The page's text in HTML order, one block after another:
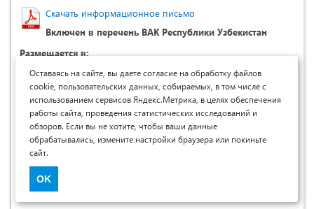
Скачать информационное письмо
Включен в перечень ВАК Республики Узбекистан
Размещается в:
Оставаясь на сайте, вы даете согласие на обработку файлов
cookie, пользовательских данных, собираемых, в том числе с
использованием сервисов Яндекс.Метрика, в целях обеспечения
работы сайта, проведения статистических исследований и
обзоров. Если вы не хотите, чтобы ваши данные
обрабатывались, измените настройки браузера или покиньте
сайт.
OK